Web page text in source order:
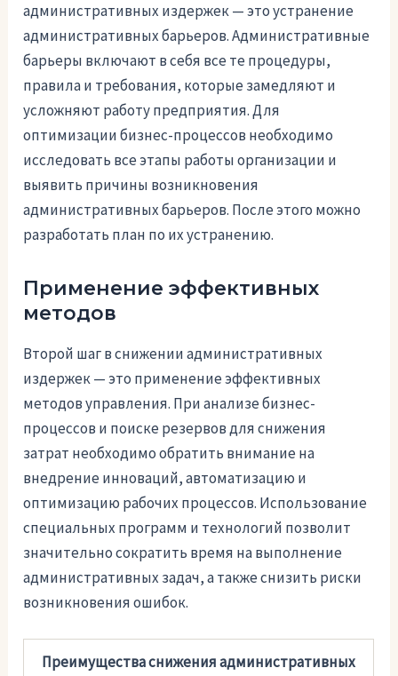
административных издержек — это устранение
административных барьеров. Административные
барьеры включают в себя все те процедуры,
правила и требования, которые замедляют и
усложняют работу предприятия. Для
оптимизации бизнес-процессов необходимо
исследовать все этапы работы организации и
выявить причины возникновения
административных барьеров. После этого можно
разработать план по их устранению.
Применение эффективных
методов
Второй шаг в снижении административных
издержек — это применение эффективных
методов управления. При анализе бизнес-
процессов и поиске резервов для снижения
затрат необходимо обратить внимание на
внедрение инноваций, автоматизацию и
оптимизацию рабочих процессов. Использование
специальных программ и технологий позволит
значительно сократить время на выполнение
административных задач, а также снизить риски
возникновения ошибок.
Преимущества снижения административных